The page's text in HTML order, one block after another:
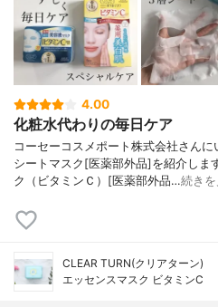
4.00
化粧水代わりの毎日ケア
コーセーコスメポート株式会社さん
シートマスク[医薬部外品]を紹介しま
ク（ビタミンＣ）[医薬部外品…続き
CLEAR TURN(クリアターン)
エッセンスマスク ビタミンC